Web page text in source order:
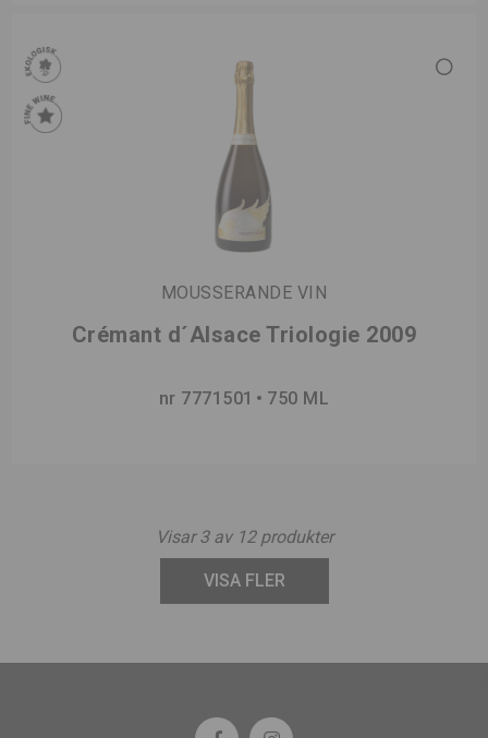
MOUSSERANDE VIN
Crémant d´Alsace Triologie 2009
nr 7771501 750 ML
Visar3av 12produkter
VISA FLER